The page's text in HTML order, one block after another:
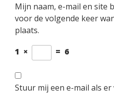
Mijn naam, e-mail en site
voor de volgende keer
plaats.
1 × = 6
Stuur mij een e-mail als